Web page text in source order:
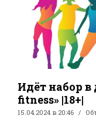
Идёт набор
fitness» |18+|
15.04.2024 в 20:46